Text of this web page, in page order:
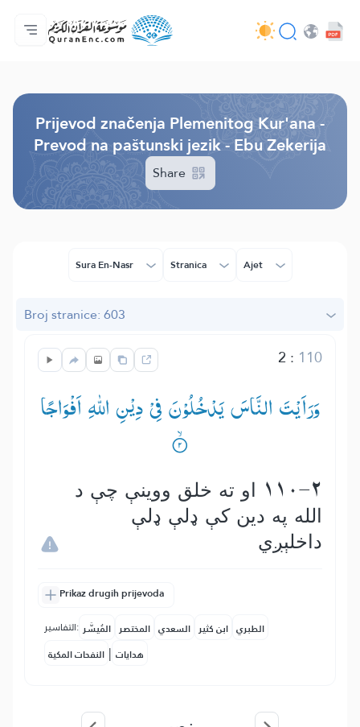
Početna stranica
Sadržaj prijevodā
Audio
Usluge programera - API
O projektu
Kontaktiraj nas
Jezik
Prijevod značenja Plemenitog Kur'ana -
Prevod na paštunski jezik - Ebu Zekerija
Share
Sura En-Nasr Stranica Ajet
Broj stranice: 603
2 : 110
وَرَاَیْتَ النَّاسَ یَدْخُلُوْنَ فِیْ دِیْنِ اللّٰهِ اَفْوَاجًا
110-2 او ته خلق ووینې چې د
الله په دین كې ډلې ډلې
داخلېږي
Prikaz drugih prijevoda
التفاسير: المُيسَّر المختصر السعدي ابن كثير الطبري
النفحات المكية | هدايات